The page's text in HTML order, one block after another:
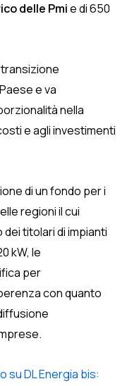
delle Pmie di 650
e va
nella
e agli investimenti
di un fondo per i
regioni il cui
titolari di impianti
kW, le
per
con quanto
su DL Energia bis: